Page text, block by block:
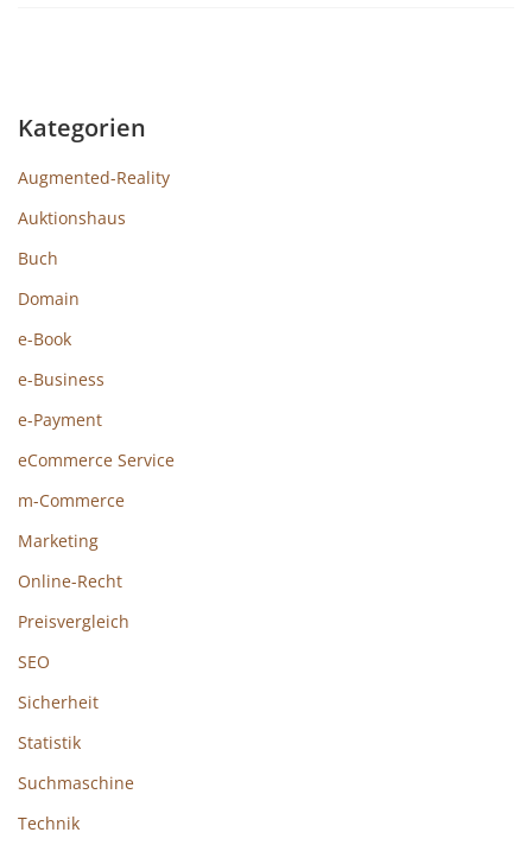
Kategorien
Augmented-Reality
Auktionshaus
Buch
Domain
e-Book
e-Business
e-Payment
eCommerce Service
m-Commerce
Marketing
Online-Recht
Preisvergleich
SEO
Sicherheit
Statistik
Suchmaschine
Technik